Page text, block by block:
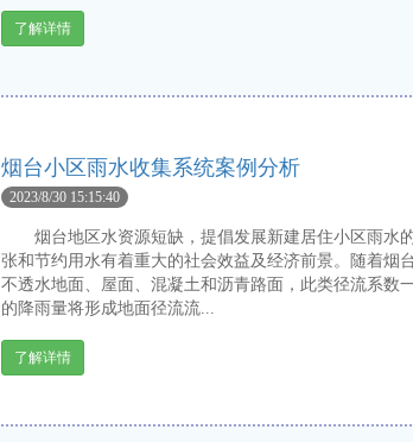
了解详情
烟台小区雨水收集系统案例分析
2023/8/30 15:15:40
烟台地区水资源短缺，提倡发展新建居住小区雨水
张和节约用水有着重大的社会效益及经济前景。随着烟
不透水地面、屋面、混凝土和沥青路面，此类径流系数
的降雨量将形成地面径流流...
了解详情